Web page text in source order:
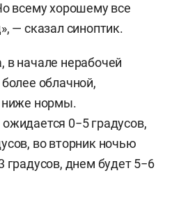
всему хорошему все
— сказал синоптик.
начале нерабочей
облачной,
ниже нормы.
0−5 градусов,
во вторник ночью
градусов, днем будет 5−6